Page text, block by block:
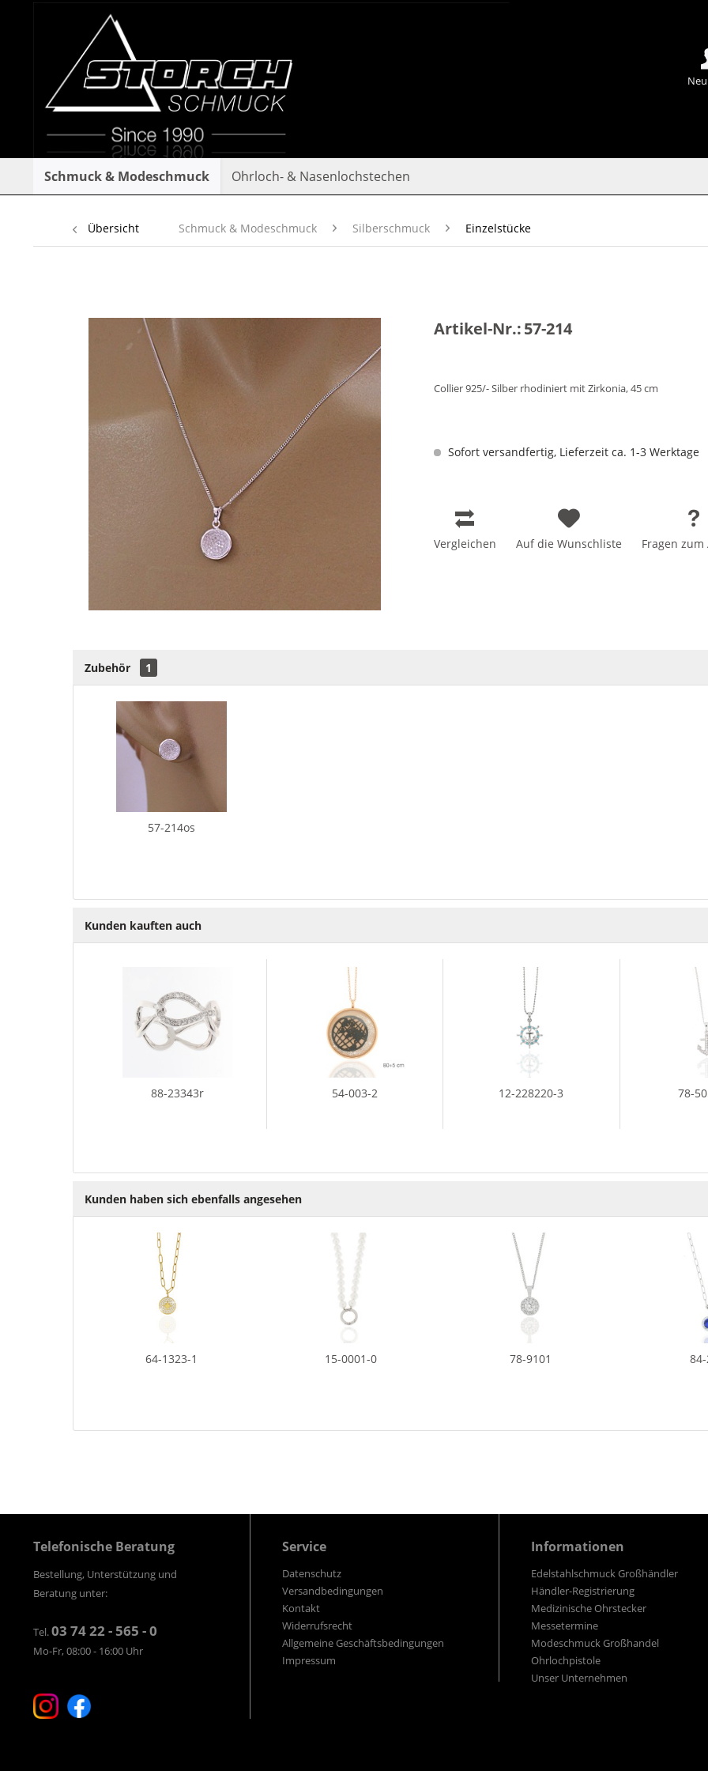
Schmuck & Modeschmuck Ohrloch- & Nasenlochstechen
Übersicht Schmuck & Modeschmuck Silberschmuck Einzelstücke
Artikel-Nr.:57-214
Collier 925/- Silber rhodiniert mit Zirkonia, 45 cm
Sofort versandfertig, Lieferzeit ca. 1-3 Werktage
Vergleichen Auf die Wunschliste Fragen zum
Zubehör 1
57-214os
Kunden kauften auch
88-23343r 54-003-2 12-228220-3 78-
Kunden haben sich ebenfalls angesehen
64-1323-1 15-0001-0 78-9101
Telefonische Beratung
Bestellung, Unterstützung und
Beratung unter:
Tel.03 74 22 - 565 - 0
Mo-Fr, 08:00 - 16:00 Uhr
Service
Datenschutz
Versandbedingungen
Kontakt
Widerrufsrecht
Allgemeine Geschäftsbedingungen
Impressum
Informationen
Edelstahlschmuck Großhändler
Händler-Registrierung
Medizinische Ohrstecker
Messetermine
Modeschmuck Großhandel
Ohrlochpistole
Unser Unternehmen